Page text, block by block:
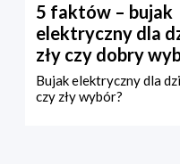
5 faktów – bujak
elektryczny dla
zły czy dobry
Bujak elektryczny dla
czy zły wybór?